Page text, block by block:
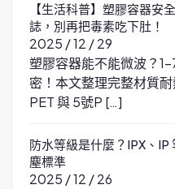
【生活科普】塑膠容器安
誌，別再把毒素吃下肚！
2025 / 12 / 29
塑膠容器能不能微波？
密！本文整理完整材質
PET 與 5號P […]
防水等級是什麼？IPX、
塵標準
2025 / 12 / 26